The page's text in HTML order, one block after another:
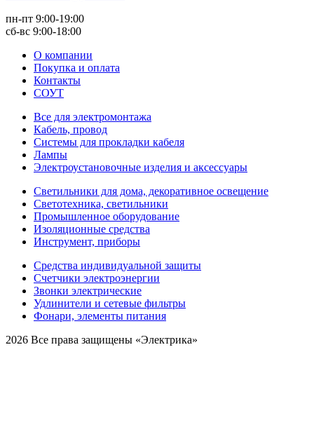
пн-пт 9:00-19:00
сб-вс 9:00-18:00
О компании
Покупка и оплата
Контакты
СОУТ
Все для электромонтажа
Кабель, провод
Системы для прокладки кабеля
Лампы
Электроустановочные изделия и аксессуары
Светильники для дома, декоративное освещение
Светотехника, светильники
Промышленное оборудование
Изоляционные средства
Инструмент, приборы
Средства индивидуальной защиты
Счетчики электроэнергии
Звонки электрические
Удлинители и сетевые фильтры
Фонари, элементы питания
2026 Все права защищены «Электрика»